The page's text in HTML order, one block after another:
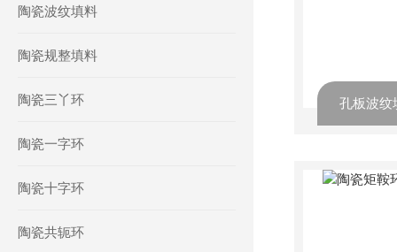
陶瓷波纹填料
陶瓷规整填料
陶瓷三丫环
陶瓷一字环
陶瓷十字环
陶瓷共轭环
孔板波纹